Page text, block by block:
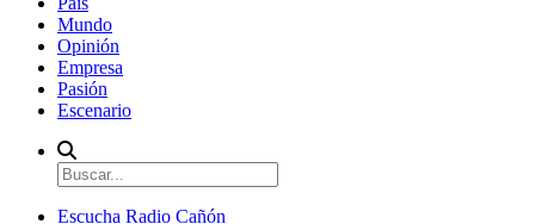
Mundo
Opinión
Empresa
Pasión
Escenario
Escucha Radio Cañón